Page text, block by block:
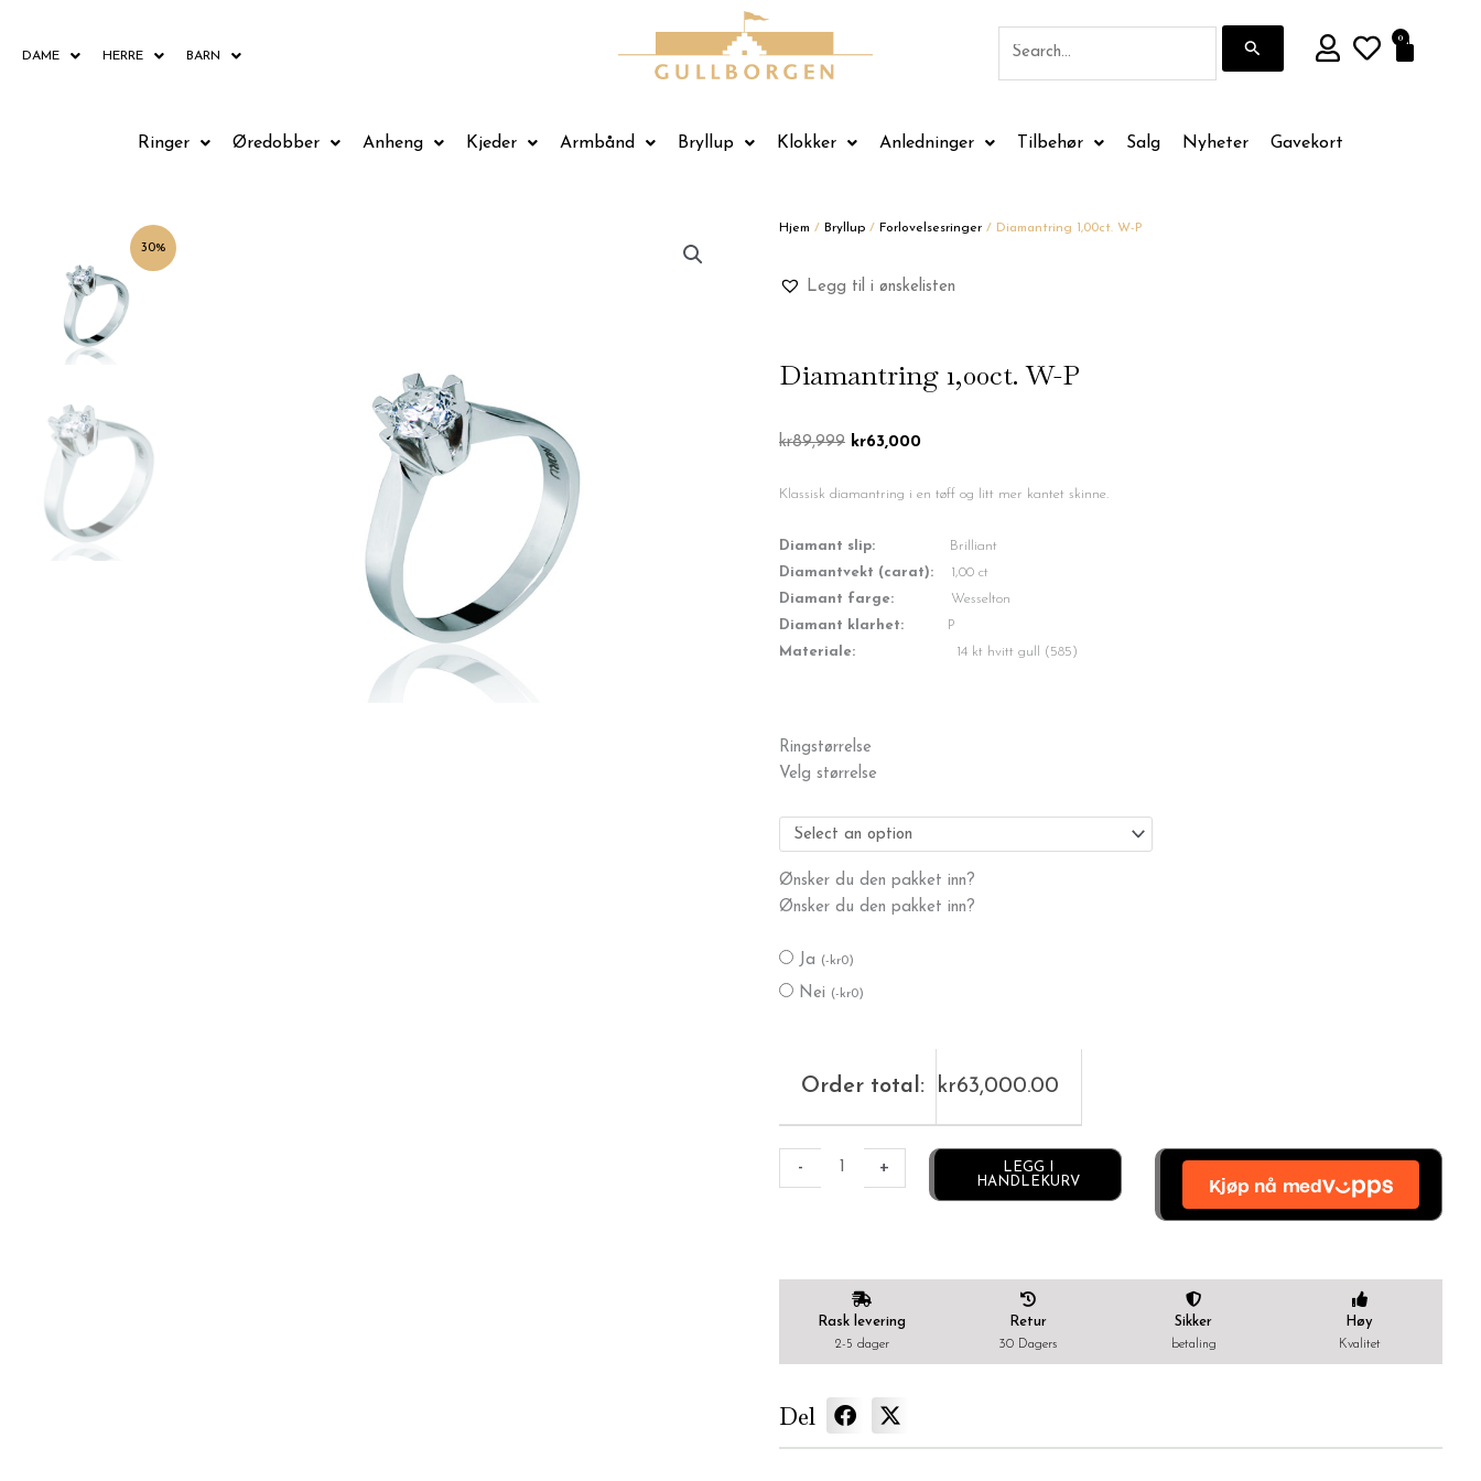
DAME HERRE BARN
0
Ringer Øredobber Anheng Kjeder Armbånd Bryllup Klokker Anledninger Tilbehør Salg Nyheter Gavekort
30%
Hjem / Bryllup / Forlovelsesringer / Diamantring 1,00ct. W-P
Legg til i ønskelisten
Diamantring 1,00ct. W-P
kr89,999 Opprinnelig
var:
kr63,000
er:
Klassisk diamantring i en tøff og litt mer kantet skinne.
Diamant slip: Brilliant
Diamantvekt (carat): 1,00 ct
Diamant farge:
Wesselton
Diamant klarhet:
P
Materiale:
14 kt hvitt gull (585)
Ringstørrelse
Velg størrelse
Ønsker du den pakket inn?
Ønsker du den pakket inn?
Ja (- kr0)
Nei (- kr0)
Order total: kr63,000.00
-
1,00ct.
W-
antall
+
LEGG I
HANDLEKURV
Alternative:
Rask levering
2-5 dager
Retur
30 Dagers
Sikker
betaling
Høy
Kvalitet
Del